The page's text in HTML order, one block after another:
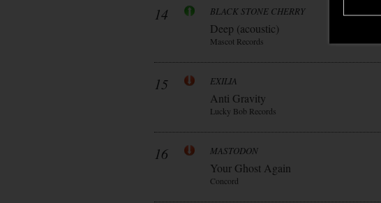
14 BLACK STONE CHERRY
Deep (acoustic)
Mascot Records
15 EXILIA
Anti Gravity
Lucky Bob Records
16 MASTODON
Your Ghost Again
Concord